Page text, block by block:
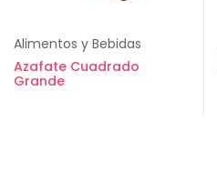
Alimentos y Bebidas
Azafate Cuadrado
Grande